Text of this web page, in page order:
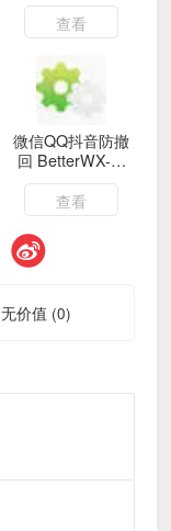
查看
微信QQ抖音防撤
回 BetterWX-UI
v3.2.1
查看
无价值 (0)